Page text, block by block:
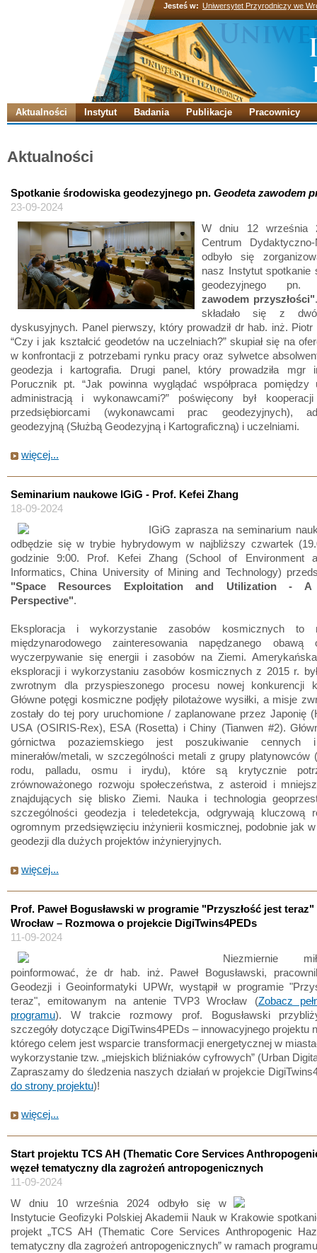
Jesteś w: Uniwersytet Przyrodniczy we
Aktualności Instytut Badania Publikacje Pracownicy
Aktualności
Spotkanie środowiska geodezyjnego pn. Geodeta zawodem
23-09-2024
W dniu 12 września
Centrum Dydaktyczno-
odbyło się
nasz Instytut spotkanie
geodezyjnego
zawodem przyszłości"
składało się z
dyskusyjnych. Panel pierwszy, który prowadził dr hab. inż. Piotr
“Czy i jak kształcić geodetów na uczelniach?” skupiał się na
w konfrontacji z potrzebami rynku pracy oraz sylwetce
geodezja i kartografia. Drugi panel, który prowadziła mgr
Porucznik pt. “Jak powinna wyglądać współpraca pomiędzy
administracją i wykonawcami?” poświęcony był
przedsiębiorcami (wykonawcami prac geodezyjnych),
geodezyjną (Służbą Geodezyjną i Kartograficzną) i uczelniami.
więcej...
Seminarium naukowe IGiG - Prof. Kefei Zhang
18-09-2024
IGiG zaprasza na seminarium
odbędzie się w trybie hybrydowym w najbliższy czwartek
godzinie 9:00. Prof. Kefei Zhang (School of Environment
Informatics, China University of Mining and Technology)
"Space Resources Exploitation and Utilization - A
Perspective".
Eksploracja i wykorzystanie zasobów kosmicznych to
międzynarodowego zainteresowania napędzanego
wyczerpywanie się energii i zasobów na Ziemi.
eksploracji i wykorzystaniu zasobów kosmicznych z 2015 r.
zwrotnym dla przyspieszonego procesu nowej konkurencji
Główne potęgi kosmiczne podjęły pilotażowe wysiłki, a misje
zostały do tej pory uruchomione / zaplanowane przez Japonię
USA (OSIRIS-Rex), ESA (Rosetta) i Chiny (Tianwen #2).
górnictwa pozaziemskiego jest poszukiwanie cennych
minerałów/metali, w szczególności metali z grupy platynowców
rodu, palladu, osmu i irydu), które są krytycznie
zrównoważonego rozwoju społeczeństwa, z asteroid i
znajdujących się blisko Ziemi. Nauka i technologia
szczególności geodezja i teledetekcja, odgrywają kluczową
ogromnym przedsięwzięciu inżynierii kosmicznej, podobnie jak
geodezji dla dużych projektów inżynieryjnych.
więcej...
Prof. Paweł Bogusławski w programie "Przyszłość jest teraz"
Wrocław – Rozmowa o projekcie DigiTwins4PEDs
11-09-2024
Niezmiernie
poinformować, że dr hab. inż. Paweł Bogusławski,
Geodezji i Geoinformatyki UPWr, wystąpił w programie
teraz", emitowanym na antenie TVP3 Wrocław (Zobacz
programu). W trakcie rozmowy prof. Bogusławski
szczegóły dotyczące DigiTwins4PEDs – innowacyjnego projektu
którego celem jest wsparcie transformacji energetycznej w
wykorzystanie tzw. „miejskich bliźniaków cyfrowych” (Urban
Zapraszamy do śledzenia naszych działań w projekcie
do strony projektu)!
więcej...
Start projektu TCS AH (Thematic Core Services
węzeł tematyczny dla zagrożeń antropogenicznych
11-09-2024
W dniu 10 września 2024 odbyło się w
Instytucie Geofizyki Polskiej Akademii Nauk w Krakowie
projekt „TCS AH (Thematic Core Services Anthropogenic
tematyczny dla zagrożeń antropogenicznych” w ramach